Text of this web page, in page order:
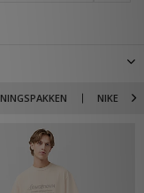
NIKE
stijlen van
meer. Van hoodies en
merken met unieke
Maak je outfit af
de accessoires voor